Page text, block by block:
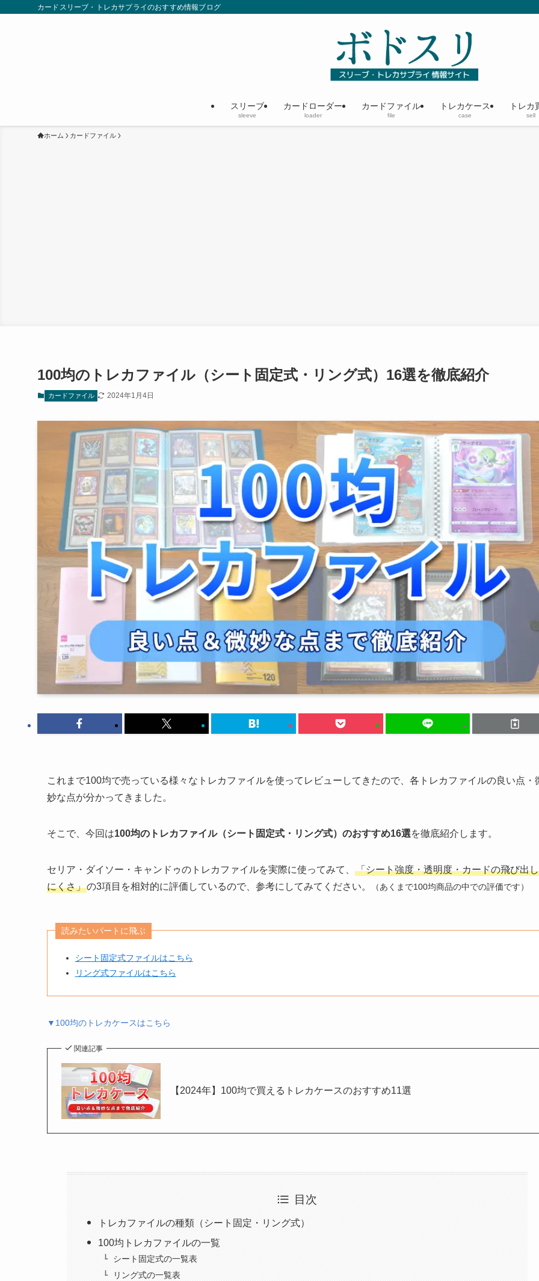
カードスリーブ・トレカサプライのおすすめ情報ブログ
スリーブ
sleeve
カードローダー
loader
カードファイル
file
トレカケース
case
トレカ
sell
ホーム カードファイル
100均のトレカファイル（シート固定式・リング式）16選を徹底紹介
カードファイル 2024年1月4日
これまで100均で売っている様々なトレカファイルを使ってレビューしてきたので、各トレカファイルの良い点・
妙な点が分かってきました。
そこで、今回は100均のトレカファイル（シート固定式・リング式）のおすすめ16選を徹底紹介します。
セリア・ダイソー・キャンドゥのトレカファイルを実際に使ってみて、
「シート強度・透明度・カードの飛び出し
にくさ」の3項目を相対的に評価しているので、参考にしてみてください。 （あくまで100均商品の中での評価です）
読みたいパートに飛ぶ
シート固定式ファイルはこちら
リング式ファイルはこちら
▼100均のトレカケースはこちら
関連記事
【2024年】100均で買えるトレカケースのおすすめ11選
目次
トレカファイルの種類（シート固定・リング式）
100均トレカファイルの一覧
シート固定式の一覧表
リング式の一覧表